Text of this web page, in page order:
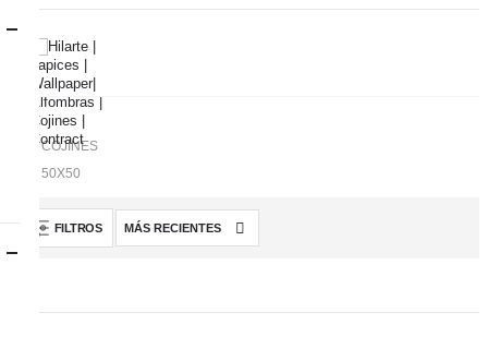
COJINES
50X50
FILTROS